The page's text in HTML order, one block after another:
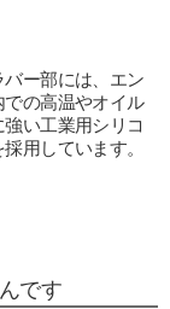
ー部には、エン
での高温やオイル
い工業用シリコ
用しています。
です